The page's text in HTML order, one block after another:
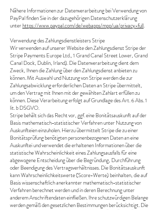
Nähere Informationen zur Datenverarbeitung bei Verwendung von
PayPal finden Sie in der dazugehörigen Datenschutzerklärung
unterhttps://www.paypal.com/de/webapps/mpp/ua/privacy-full.
Verwendung des Zahlungsdienstleisters Stripe
Wir verwenden auf unserer Website den Zahlungsdienst Stripe der
Stripe Payments Europe Ltd., 1 Grand Canal Street Lower, Grand
Canal Dock, Dublin, Irland). Die Datenverarbeitung dient dem
Zweck, Ihnen die Zahlung über den Zahlungsdienst anbieten zu
können. Mit Auswahl und Nutzung von Stripe werden die zur
Zahlungsabwicklung erforderlichen Daten an Stripe übermittelt,
um den Vertrag mit Ihnen mit der gewählten Zahlart erfüllen zu
können. Diese Verarbeitung erfolgt auf Grundlage des Art. 6 Abs. 1
lit. b DSGVO.
Stripe behält sich das Recht vor, ggf. eine Bonitätsauskunft auf der
Basis mathematisch-statistischer Verfahren unter Nutzung von
Auskunfteien einzuholen. Hierzu übermittelt Stripe die zu einer
Bonitätsprüfung benötigten personenbezogenen Daten an eine
Auskunftei und verwendet die erhaltenen Informationen über die
statistische Wahrscheinlichkeit eines Zahlungsausfalls für eine
abgewogene Entscheidung über die Begründung, Durchführung
oder Beendigung des Vertragsverhältnisses. Die Bonitätsauskunft
kann Wahrscheinlichkeitswerte (Score-Werte) beinhalten, die auf
Basis wissenschaftlich anerkannter mathematisch-statistischer
Verfahren berechnet werden und in deren Berechnung unter
anderem Anschriftendaten einfließen. Ihre schutzwürdigen Belange
werden gemäß den gesetzlichen Bestimmungen berücksichtigt. Die